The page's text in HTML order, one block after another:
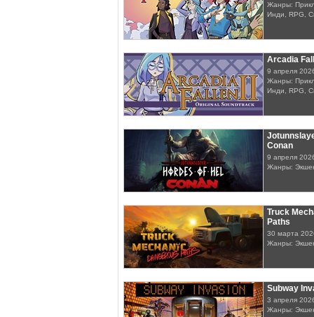
Жанры:
Инди, RPG,
Arcadia
9 апреля
Жанры:
Инди, RPG,
Conan
9 апреля
Жанры:
Truck
Paths
30 марта
Жанры:
Subway
3 апреля
Жанры: